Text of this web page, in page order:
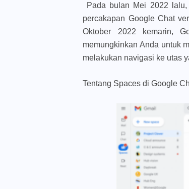
Pada bulan Mei 2022
percakapan Google Chat
Oktober 2022 kemarin,
memungkinkan Anda untuk
melakukan navigasi ke utas
Tentang Spaces di Google